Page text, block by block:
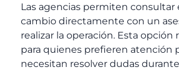
Las agencias permiten consultar
cambio directamente con un
realizar la operación. Esta opción
para quienes prefieren atención
necesitan resolver dudas